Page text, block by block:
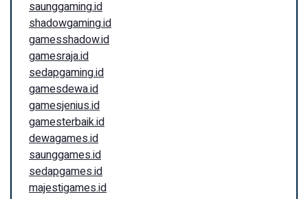
saunggaming.id
shadowgaming.id
gamesshadow.id
gamesraja.id
sedapgaming.id
gamesdewa.id
gamesjenius.id
gamesterbaik.id
dewagames.id
saunggames.id
sedapgames.id
majestigames.id